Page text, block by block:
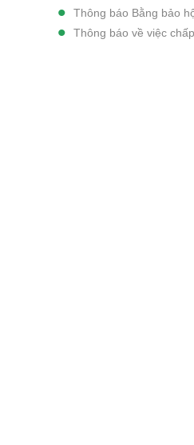
Thông báo Bằng bảo
Thông báo về việc